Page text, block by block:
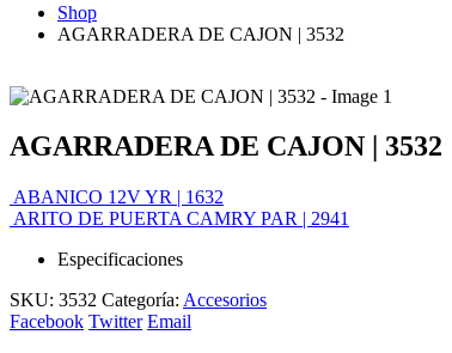
Shop
AGARRADERA DE CAJON | 3532
AGARRADERA DE CAJON | 3532
ABANICO 12V YR | 1632
ARITO DE PUERTA CAMRY PAR | 2941
Especificaciones
SKU: 3532 Categoría: Accesorios
Facebook Twitter Email